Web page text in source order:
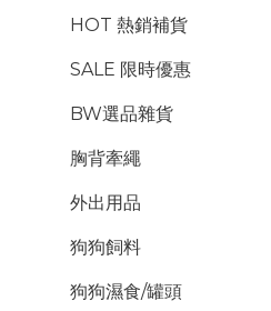
HOT 熱銷補貨
SALE 限時優惠
BW選品雜貨
胸背牽繩
外出用品
狗狗飼料
狗狗濕食/罐頭